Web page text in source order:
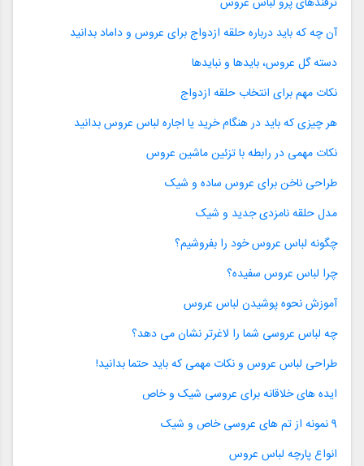
آن چه که باید درباره حلقه ازدواج برای عروس و داماد بدانید
دسته گل عروس، بایدها و نبایدها
نکات مهم برای انتخاب حلقه ازدواج
هر چیزی که باید در هنگام خرید یا اجاره لباس عروس بدانید
نکات مهمی در رابطه با تزئین ماشین عروس
طراحی ناخن برای عروس ساده و شیک
مدل حلقه نامزدی جدید و شیک
چگونه لباس عروس خود را بفروشیم؟
چرا لباس عروس سفیده؟
آموزش نحوه پوشیدن لباس عروس
چه لباس عروسی شما را لاغرتر نشان می دهد؟
طراحی لباس عروس و نکات مهمی که باید حتما بدانید!
ایده های خلاقانه برای عروسی شیک و خاص
9 نمونه از تم های عروسی خاص و شیک
انواع پارچه لباس عروس